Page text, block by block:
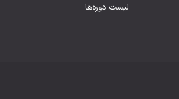
لیست دوره‌ها